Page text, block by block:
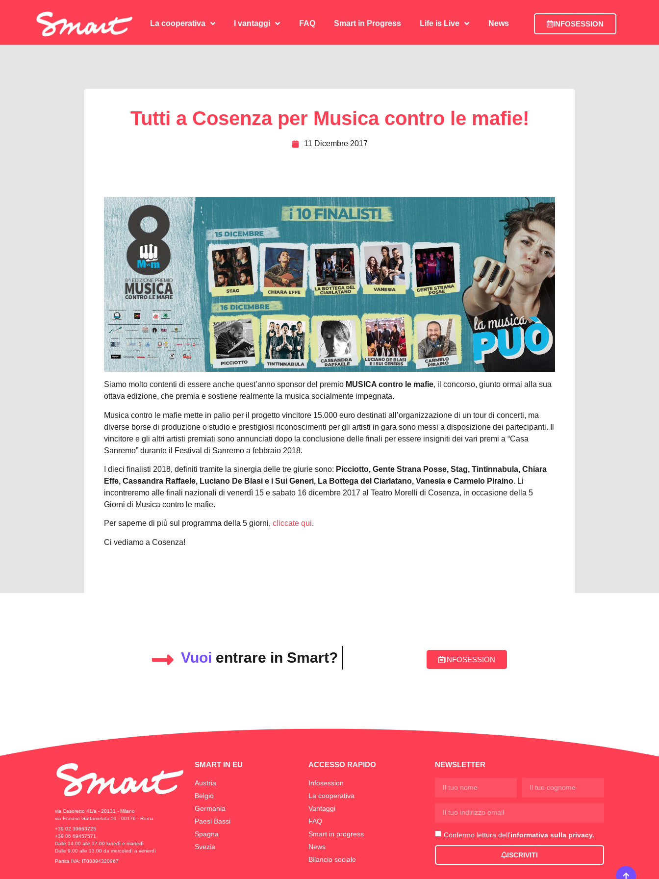
La cooperativa I vantaggi FAQ Smart in Progress Life is Live News
INFOSESSION
Tutti a Cosenza per Musica contro le mafie!
11 Dicembre 2017
Siamo molto contenti di essere anche quest’anno sponsor del premio MUSICA contro le mafie, il concorso, giunto ormai alla sua
ottava edizione, che premia e sostiene realmente la musica socialmente impegnata.
Musica contro le mafie mette in palio per il progetto vincitore 15.000 euro destinati all’organizzazione di un tour di concerti, ma
diverse borse di produzione o studio e prestigiosi riconoscimenti per gli artisti in gara sono messi a disposizione dei partecipanti. Il
vincitore e gli altri artisti premiati sono annunciati dopo la conclusione delle finali per essere insigniti dei vari premi a “Casa
Sanremo” durante il Festival di Sanremo a febbraio 2018.
I dieci finalisti 2018, definiti tramite la sinergia delle tre giurie sono: Picciotto, Gente Strana Posse, Stag, Tintinnabula, Chiara
Effe, Cassandra Raffaele, Luciano De Blasi e i Sui Generi, La Bottega del Ciarlatano, Vanesia e Carmelo Piraino. Li
incontreremo alle finali nazionali di venerdì 15 e sabato 16 dicembre 2017 al Teatro Morelli di Cosenza, in occasione della 5
Giorni di Musica contro le mafie.
Per saperne di più sul programma della 5 giorni, cliccate qui.
Ci vediamo a Cosenza!
Vuoi entrare in Smart? INFOSESSION
via Casoretto 41/a - 20131 - Milano
via Erasmo Gattamelata 51 - 00176 - Roma
+39 02 39663725
+39 06 69457571
Dalle 14.00 alle 17.00 lunedì e martedì
Dalle 9.00 alle 13.00 da mercoledì a venerdì
Partita IVA: IT08394320967
SMART IN EU
Austria
Belgio
Germania
Paesi Bassi
Spagna
Svezia
ACCESSO RAPIDO
Infosession
La cooperativa
Vantaggi
FAQ
Smart in progress
News
Bilancio sociale
NEWSLETTER
Confermo lettura dell'informativa sulla privacy.
ISCRIVITI